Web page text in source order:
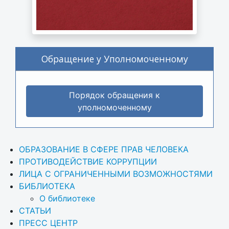
Обращение у Уполномоченному
Порядок обращения к
уполномоченному
ОБРАЗОВАНИЕ В СФЕРЕ ПРАВ ЧЕЛОВЕКА
ПРОТИВОДЕЙСТВИЕ КОРРУПЦИИ
ЛИЦА С ОГРАНИЧЕННЫМИ ВОЗМОЖНОСТЯМИ
БИБЛИОТЕКА
О библиотеке
СТАТЬИ
ПРЕСС ЦЕНТР